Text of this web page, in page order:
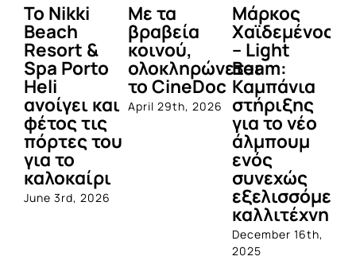
To Nikki
Beach
Resort &
Spa Porto
Heli
ανοίγει και
φέτος τις
πόρτες του
για το
καλοκαίρι
June 3rd, 2026
Με τα
βραβεία
κοινού,
ολοκληρώνεται
το CineDoc
April 29th, 2026
Μάρκος
Χαϊδεμένος
– Light
Beam:
Καμπάνια
στήριξης
για το νέο
άλμπουμ
ενός
συνεχώς
καλλιτέχνη
December 16th,
2025